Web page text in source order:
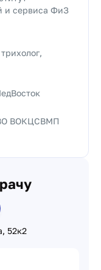
и сервиса ФиЗ
ВОКЦСВМП
52к2